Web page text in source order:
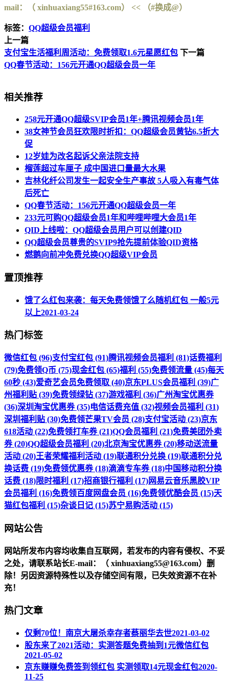
mail：（ xinhuaxiang55#163.com） << （#换成@）
标签： QQ超级会员福利
上一篇
支付宝生活福利周活动：免费领取1.6元星愿红包 下一篇
QQ春节活动：156元开通QQ超级会员一年
相关推荐
258元开通QQ超级SVIP会员1年+腾讯视频会员1年
38女神节会员狂欢限时折扣：QQ超级会员黄钻6.5折大
促
12岁娃为改名起诉父亲法院支持
榴莲超过车厘子 成中国进口量最大水果
吉林化纤公司发生一起安全生产事故 5人吸入有毒气体
后死亡
QQ春节活动：156元开通QQ超级会员一年
233元可购QQ超级会员1年和哔哩哔哩大会员1年
QID上线啦：QQ超级会员用户可以创建QID
QQ超级会员尊贵的SVIP9抢先提前体验QID资格
燃鹅向前冲免费兑换QQ超级VIP会员
置顶推荐
饿了么红包来袭：每天免费领饿了么随机红包 一般5元
以上2021-03-24
热门标签
微信红包 (96)支付宝红包 (91)腾讯视频会员福利 (81)话费福利
(79)免费领Q币 (75)现金红包 (65)福利 (55)免费领流量 (45)每天
60秒 (43)爱奇艺会员免费领取 (40)京东PLUS会员福利 (39)广
州福利贴 (39)免费领绿钻 (37)游戏福利 (36)广州淘宝优惠券
(36)深圳淘宝优惠券 (35)电信话费充值 (32)视频会员福利 (31)
深圳福利贴 (30)免费领芒果TV会员 (28)支付宝活动 (23)京东
618活动 (22)免费领打车券 (21)QQ会员福利 (21)免费美团外卖
券 (20)QQ超级会员福利 (20)北京淘宝优惠券 (20)移动送流量
活动 (20)王者荣耀福利活动 (19)联通积分兑换 (19)联通积分兑
换话费 (19)免费领优惠券 (18)滴滴专车券 (18)中国移动积分换
话费 (18)限时福利 (17)招商银行福利 (17)网易云音乐黑胶VIP
会员福利 (16)免费领百度网盘会员 (16)免费领优酷会员 (15)天
猫红包福利 (15)杂谈日记 (15)苏宁易购活动 (15)
网站公告
网站所发布内容均收集自互联网，若发布的内容有侵权、不妥
之处，请联系站长E-mail：（ xinhuaxiang55@163.com）删
除！另因资源特殊性以及存储空间有限，已失效资源不在补
充！
热门文章
仅剩70位！南京大屠杀幸存者蔡丽华去世2021-03-02
股东来了2021活动：实测答题免费抽到1元微信红包
2021-05-02
京东赚赚免费签到领红包 实测领取14元现金红包2020-
11-25